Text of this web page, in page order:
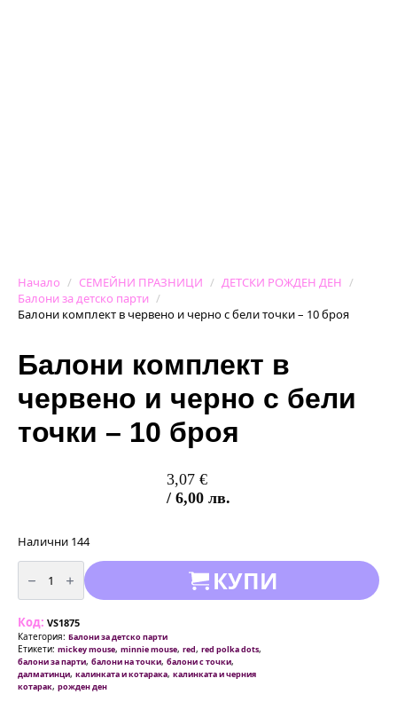
Начало СЕМЕЙНИ ПРАЗНИЦИ
ДЕТСКИ РОЖДЕН ДЕН
Балони за детско парти
Балони комплект в червено и черно с бели точки – 10 броя
Балони комплект в
червено и черно с бели
точки – 10 броя
3,07 €
/ 6,00 лв.
Налични 144
количество
за
Балони
комплект
червено
и
черно
с
бели
точки
-
КУПИ
Код: VS1875
Категория: Балони за детско парти
Етикети: mickey mouse, minnie mouse, red, red polka dots,
балони за парти, балони на точки, балони с точки,
далматинци, калинката и котарака, калинката и черния
котарак, рожден ден